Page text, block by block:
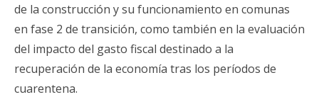
de la construcción y su funcionamiento en comunas
en fase 2 de transición, como también en la evaluación
del impacto del gasto fiscal destinado a la
recuperación de la economía tras los períodos de
cuarentena.